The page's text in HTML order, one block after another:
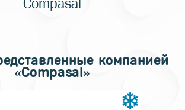
Compasal
компанией
«Compasal»